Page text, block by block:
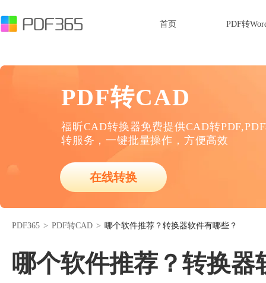
首页 PDF转
PDF转CAD
福昕CAD转换器免费提供CAD转
转服务，一键批量操作，方便高效
在线转换
PDF365 > PDF转CAD > 哪个软件推荐？转换器软件有哪些？
哪个软件推荐？转换器